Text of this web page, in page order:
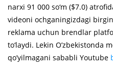
narxi 91 000 so‘m ($7.0)
videoni ochganingizdagi
reklama uchun brendlar
to‘laydi. Lekin O’zbekistonda
qo’yilmagani sababli Youtube